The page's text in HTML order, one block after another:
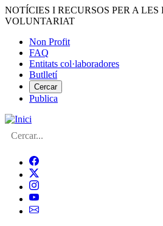
Vés
al
NOTÍCIES I RECURSOS PER A LES
VOLUNTARIAT
Menú
del
compte
d'usuari
Non Profit
FAQ
Entitats col·laboradores
Butlletí
Cercar
Publica
Cerca